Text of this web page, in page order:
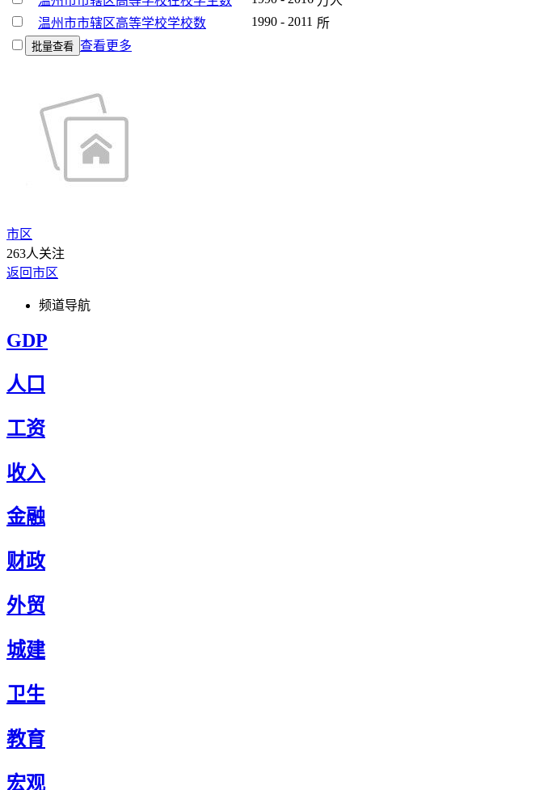
温州市市辖区高等学校学校数
1990 - 2011 所
批量查看 查看更多
市区
263人关注
返回市区
频道导航
GDP
人口
工资
收入
金融
财政
外贸
城建
卫生
教育
宏观